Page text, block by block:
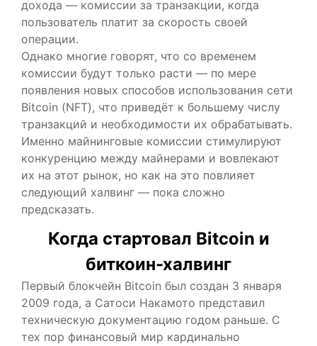
дохода — комиссии за транзакции, когда
пользователь платит за скорость своей
операции.
Однако многие говорят, что со временем
комиссии будут только расти — по мере
появления новых способов использования сети
Bitcoin (NFT), что приведёт к большему числу
транзакций и необходимости их обрабатывать.
Именно майнинговые комиссии стимулируют
конкуренцию между майнерами и вовлекают
их на этот рынок, но как на это повлияет
следующий халвинг — пока сложно
предсказать.
Когда стартовал Bitcoin и
биткоин-халвинг
Первый блокчейн Bitcoin был создан 3 января
2009 года, а Сатоси Накамото представил
техническую документацию годом раньше. С
тех пор финансовый мир кардинально